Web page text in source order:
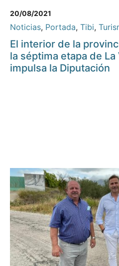
20/08/2021
Noticias, Portada, Tibi,
El interior de la
la séptima etapa de
impulsa la Diputación